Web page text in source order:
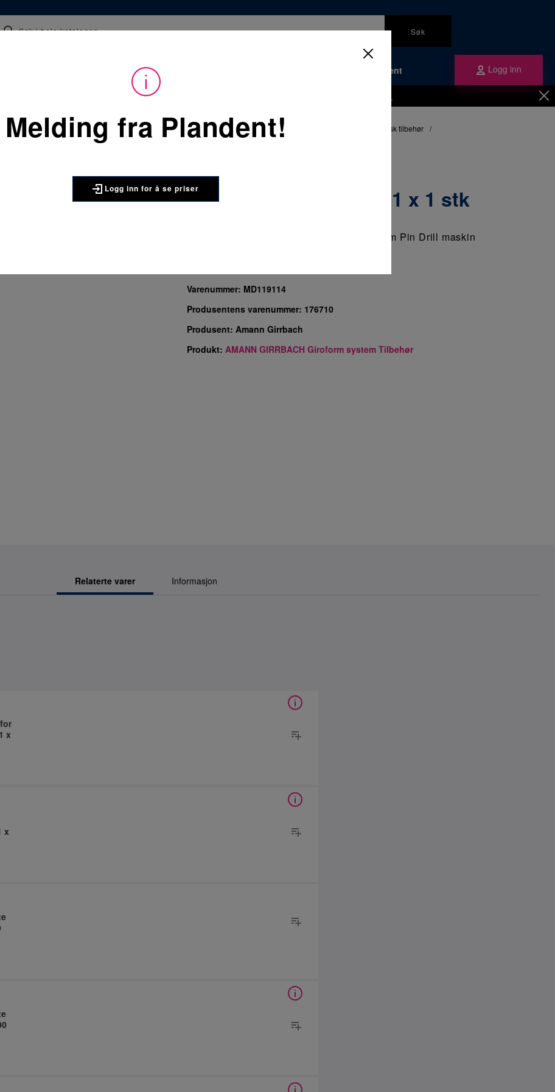
Søk
Webinar og film Om Plandent Logg inn
å kunne se priser på produktene og handle. Ikke kunde hos oss enda? Be om å få en kundekonto
Du
er
her:
Forbruksvarer / Laboratoriematerialer Tannteknisk tilbehør /
AMANN GIRRBACH
Giroform Pin Drill bor 1 x 1 stk
Hardmetallbor for AmannGirrbachs Giroform Pin Drill maskin
Varenummer: MD119114
Produsentens varenummer: 176710
Produsent: Amann Girrbach
Produkt: AMANN GIRRBACH Giroform system Tilbehør
Relaterte varer Informasjon
x
x
Melding fra Plandent!
Logg inn for å se priser